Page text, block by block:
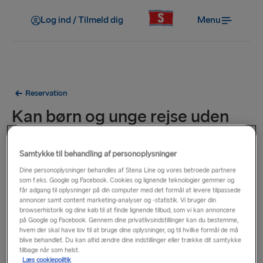
Log ind / Tilmeld dig Menu
Reservation
Kan børn og unge rejse uden
Alle på 17 år eller derunder skal rejse med en forælder eller
værge på 18 år eller derover, medmindre nedenstående
betingelser er opfyldt.
På rejser mellem Sverige og Danmark kan unge mellem 16
og 17 år rejse uden en forælder eller værge, hvis de har en
udfyldt og udskrevet en
Samtykke til behandling af personoplysninger
Dine personoplysninger behandles af Stena Line og vores betroede partnere
som f.eks. Google og Facebook. Cookies og lignende teknologier gemmer og
får adgang til oplysninger på din computer med det formål at levere tilpassede
annoncer samt content marketing-analyser og -statistik. Vi bruger din
browserhistorik og dine køb til at finde lignende tilbud, som vi kan annoncere
på Google og Facebook. Gennem dine privatlivsindstillinger kan du bestemme,
hvem der skal have lov til at bruge dine oplysninger, og til hvilke formål de må
blive behandlet. Du kan altid ændre dine indstillinger eller trække dit samtykke
tilbage når som helst.
Læs cookiepolitik